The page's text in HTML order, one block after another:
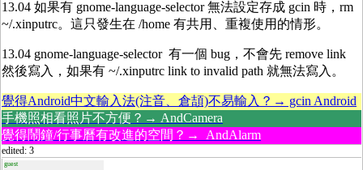
13.04 如果有 gnome-language-selector 無法設定存成 gcin 時，rm
~/.xinputrc。這只發生在 /home 有共用、重複使用的情形。
13.04 gnome-language-selector 有一個 bug，不會先 remove link
然後寫入，如果有 ~/.xinputrc link to invalid path 就無法寫入。
覺得Android中文輸入法(注音、倉頡)不易輸入？→ gcin Android
手機照相看照片不方便？→ AndCamera
覺得鬧鐘/行事曆有改進的空間？→ AndAlarm
edited: 3
guest